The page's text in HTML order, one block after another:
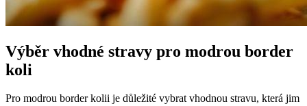
Výběr vhodné stravy pro modrou border
koli
Pro modrou border kolii je důležité vybrat vhodnou stravu, která jim